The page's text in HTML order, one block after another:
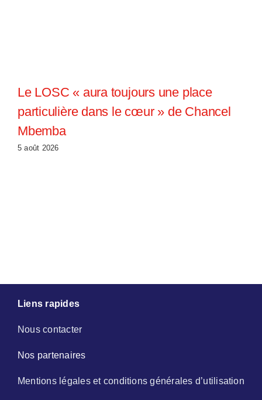
Le LOSC « aura toujours une place
particulière dans le cœur » de Chancel
Mbemba
5 août 2026
Liens rapides
Nous contacter
Nos partenaires
Mentions légales et conditions générales d’utilisation